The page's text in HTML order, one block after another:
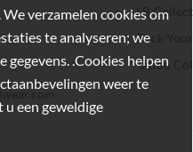
verzamelen cookies om
te analyseren; we
.Cookies helpen
weer te
u een geweldige
LR
Rock
Tattoo